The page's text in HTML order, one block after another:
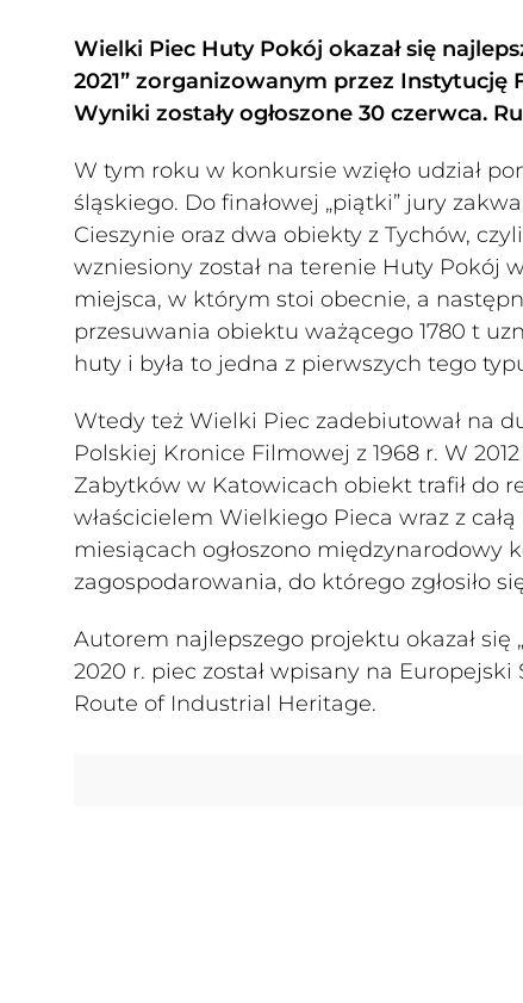
Wielki Piec Huty Pokój okazał się
2021” zorganizowanym przez Instytucję
Wyniki zostały ogłoszone 30 czerwca.
W tym roku w konkursie wzięło udział
śląskiego. Do finałowej „piątki” jury
Cieszynie oraz dwa obiekty z Tychów,
wzniesiony został na terenie Huty Pokój
miejsca, w którym stoi obecnie, a
przesuwania obiektu ważącego 1780 t
huty i była to jedna z pierwszych tego
Wtedy też Wielki Piec zadebiutował na
Polskiej Kronice Filmowej z 1968 r. W
Zabytków w Katowicach obiekt trafił do
właścicielem Wielkiego Pieca wraz z
miesiącach ogłoszono
zagospodarowania, do którego zgłosiło
Autorem najlepszego projektu okazał się
2020 r. piec został wpisany na
Route of Industrial Heritage.